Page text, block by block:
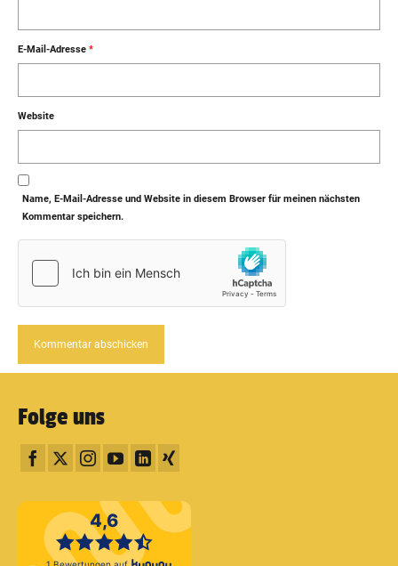
E-Mail-Adresse *
Website
Name, E-Mail-Adresse und Website in diesem Browser für meinen nächsten
Kommentar speichern.
Folge uns